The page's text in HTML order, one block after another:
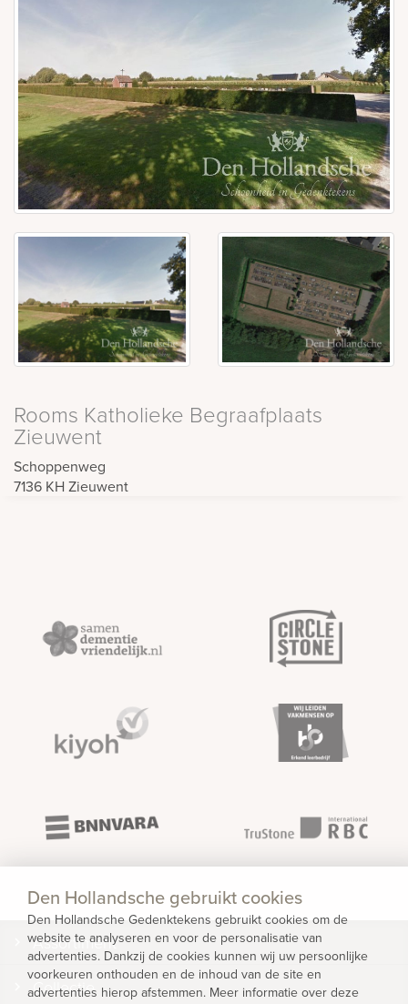
Rooms Katholieke Begraafplaats
Zieuwent
Schoppenweg
7136 KHZieuwent
Assortiment
Collectie
Den Hollandsche gebruikt cookies
Den Hollandsche Gedenktekens gebruikt cookies om de
website te analyseren en voor de personalisatie van
advertenties. Dankzij de cookies kunnen wij uw persoonlijke
voorkeuren onthouden en de inhoud van de site en
advertenties hierop afstemmen. Meer informatie over deze